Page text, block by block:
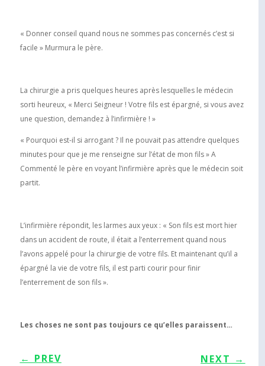
« Donner conseil quand nous ne sommes pas concernés c’est si
facile » Murmura le père.
La chirurgie a pris quelques heures après lesquelles le médecin
sorti heureux, « Merci Seigneur ! Votre fils est épargné, si vous avez
une question, demandez à l’infirmière ! »
« Pourquoi est-il si arrogant ? Il ne pouvait pas attendre quelques
minutes pour que je me renseigne sur l’état de mon fils » A
Commenté le père en voyant l’infirmière après que le médecin soit
partit.
L’infirmière répondit, les larmes aux yeux : « Son fils est mort hier
dans un accident de route, il était a l’enterrement quand nous
l’avons appelé pour la chirurgie de votre fils. Et maintenant qu’il a
épargné la vie de votre fils, il est parti courir pour finir
l’enterrement de son fils ».
Les choses ne sont pas toujours ce qu’elles paraissent…
← PREV NEXT →